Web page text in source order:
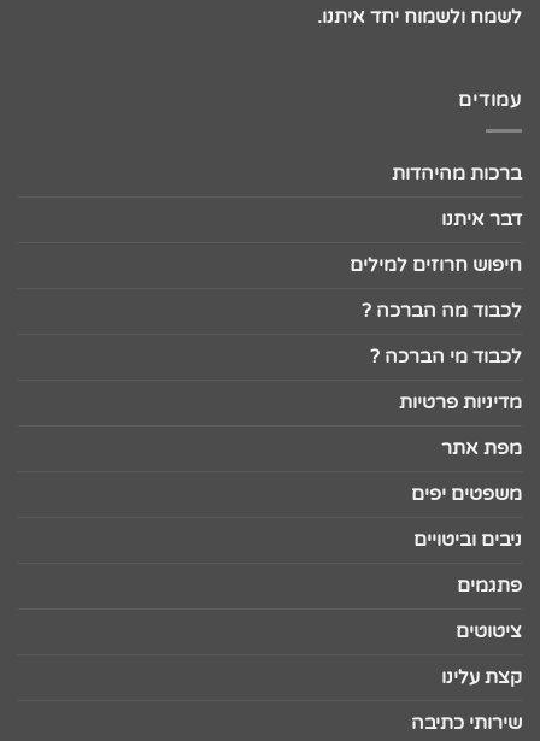
לשמח ולשמוח יחד איתנו.
עמודים
ברכות מהיהדות
דבר איתנו
חיפוש חרוזים למילים
לכבוד מה הברכה ?
לכבוד מי הברכה ?
מדיניות פרטיות
מפת אתר
משפטים יפים
ניבים וביטויים
פתגמים
ציטוטים
קצת עלינו
שירותי כתיבה